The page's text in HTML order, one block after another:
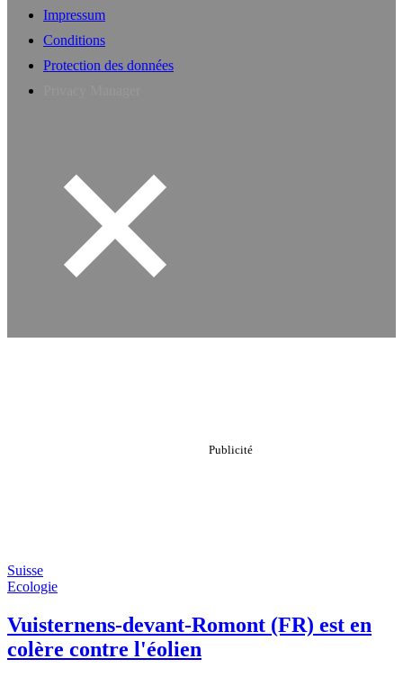
Impressum
Conditions
Protection des données
Suisse
Ecologie
Vuisternens-devant-Romont (FR) est en
colère contre l'éolien